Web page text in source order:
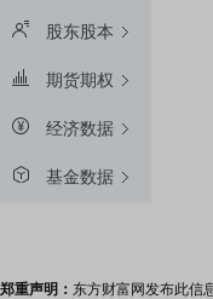
股东股本
期货期权
经济数据
基金数据
郑重声明： 东方财富网发布此信